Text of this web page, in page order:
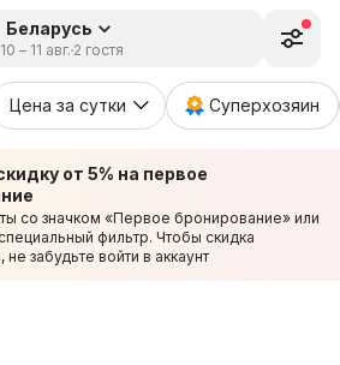
Беларусь
10 – 11 авг.2 гостя
Цена за сутки Суперхозяин
от 5% на первое
со значком «Первое бронирование» или
фильтр. Чтобы скидка
забудьте войти в аккаунт